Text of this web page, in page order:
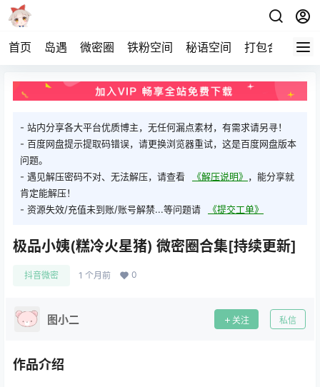
首页 岛遇 微密圈 铁粉空间 秘语空间 打包合集 关
- 站内分享各大平台优质博主，无任何漏点素材，有需求请另寻！
- 百度网盘提示提取码错误，请更换浏览器重试，这是百度网盘版本
问题。
- 遇见解压密码不对、无法解压，请查看
《解压说明》 ，能分享就
肯定能解压！
- 资源失效/充值未到账/账号解禁...等问题请
《提交工单》
极品小姨(糕冷火星猪) 微密圈合集[持续更新]
抖音微密 1 个月前 0
图小二 关注 私信
作品介绍